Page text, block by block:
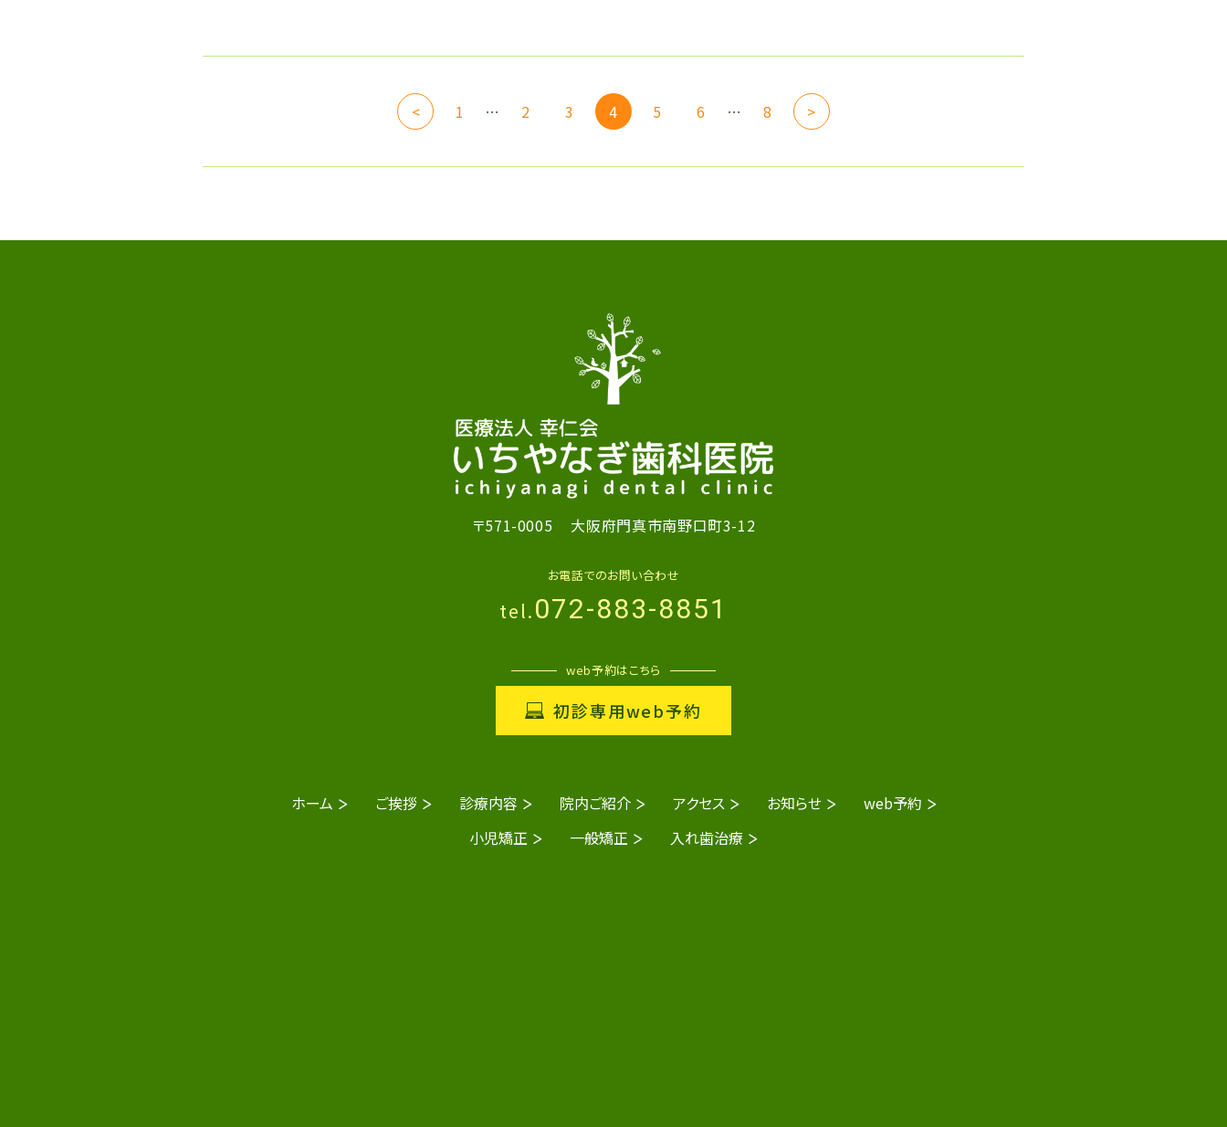
1 …
< 2 3 4 5 6 >
… 8
〒571-0005 大阪府門真市南野口町3-12
お電話でのお問い合わせ
tel.072-883-8851
web予約はこちら
初診専用web予約
ホーム ご挨拶
診療内容
小児矯正
一般矯正 入れ歯治療
院内ご紹介 アクセス お知らせ web予約